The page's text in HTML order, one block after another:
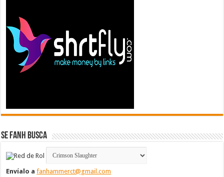
Se FanH Busca
Envíalo afanhammerct@gmail.com